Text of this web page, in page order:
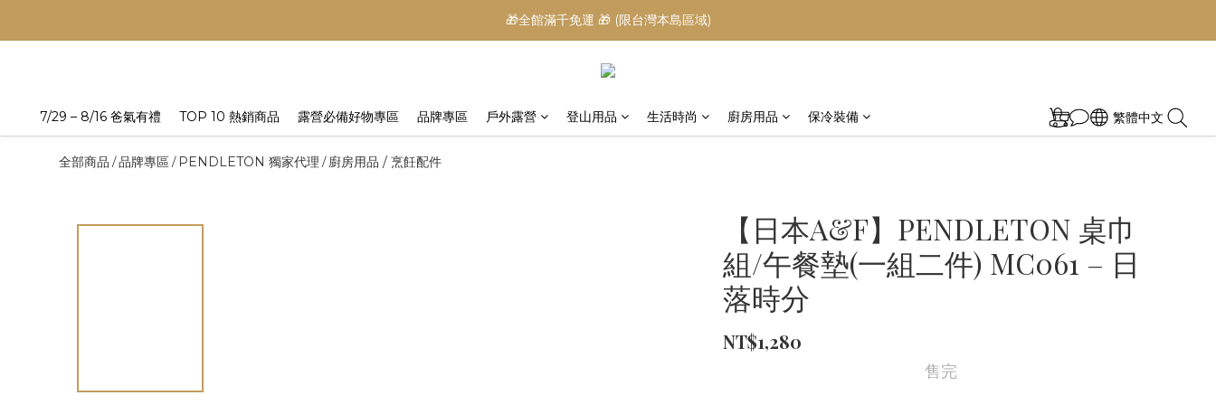
🎁全館滿千免運 🎁 (限台灣本島區域)
7/29 – 8/16 爸氣有禮 TOP 10 熱銷商品 露營必備好物專區 品牌專區 戶外露營 登山用品 生活時尚 廚房用品 保冷裝備 繁體中文
全部商品 /品牌專區/ PENDLETON 獨家代理 /廚房用品 / 烹飪配件
【日本A&F】PENDLETON 桌巾
組/午餐墊(一組二件) MC061 – 日
落時分
NT$1,280
售完